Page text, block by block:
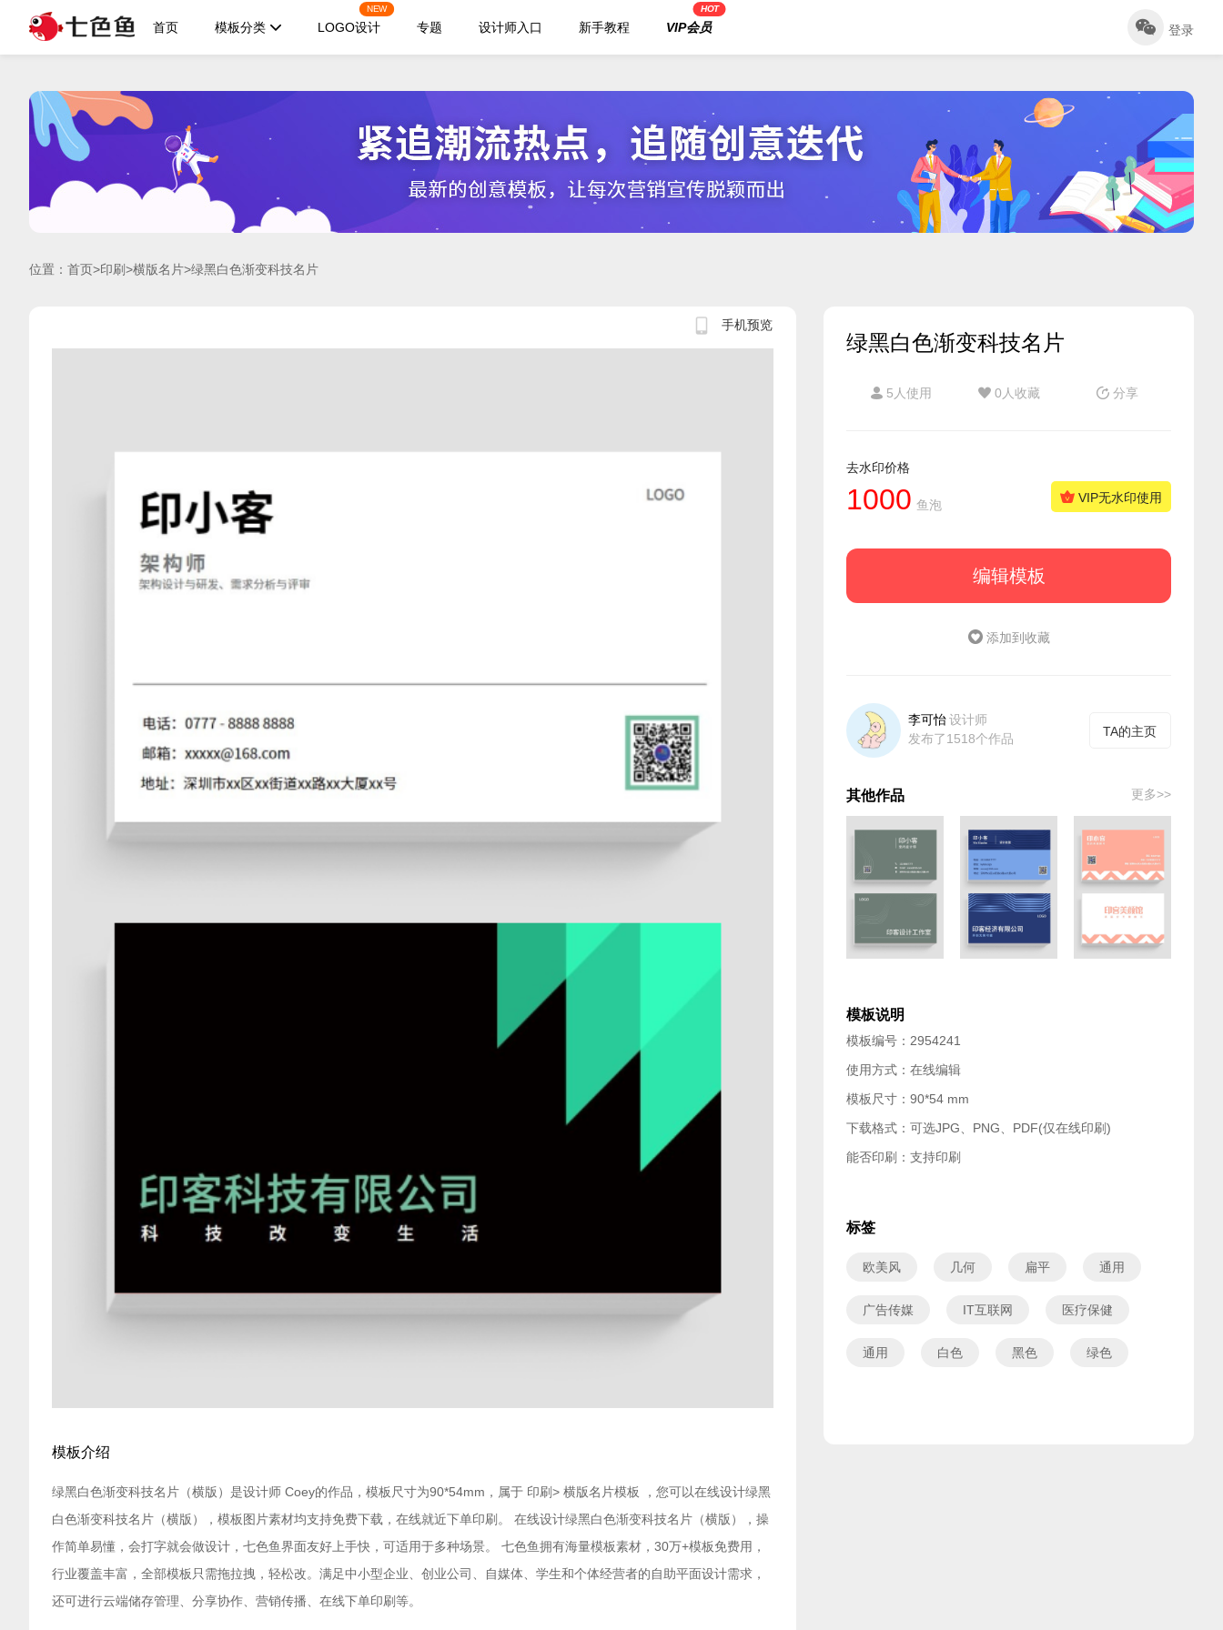
首页 模板分类 LOGO设计
NEW
专题 设计师入口 新手教程 VIP会员
HOT
登录
位置： 首页>印刷>横版名片>绿黑白色渐变科技名片
手机预览
模板介绍
绿黑白色渐变科技名片（横版）是设计师 Coey的作品，模板尺寸为90*54mm，属于 印刷> 横版名片模板 ，您可以在线设计绿黑
白色渐变科技名片（横版），模板图片素材均支持免费下载，在线就近下单印刷。 在线设计绿黑白色渐变科技名片（横版），操
作简单易懂，会打字就会做设计，七色鱼界面友好上手快，可适用于多种场景。 七色鱼拥有海量模板素材，30万+模板免费用，
行业覆盖丰富，全部模板只需拖拉拽，轻松改。满足中小型企业、创业公司、自媒体、学生和个体经营者的自助平面设计需求，
还可进行云端储存管理、分享协作、营销传播、在线下单印刷等。
绿黑白色渐变科技名片
5人使用 0 人收藏 分享
去水印价格
1000 鱼泡 VIP无水印使用
编辑模板
添加到收藏
李可怡 设计师
发布了1518个作品
TA的主页
其他作品 更多>>
模板说明
模板编号：2954241
使用方式：在线编辑
模板尺寸：90*54 mm
下载格式：可选JPG、PNG、PDF(仅在线印刷)
能否印刷：支持印刷
标签
欧美风 几何 扁平 通用
广告传媒 IT互联网 医疗保健
通用 白色 黑色 绿色